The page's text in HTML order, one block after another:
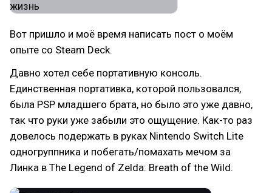
Вот пришло и моё время написать пост о моём
опыте со Steam Deck.
Давно хотел себе портативную консоль.
Единственная портативка, которой пользовался,
была PSP младшего брата, но было это уже давно,
так что руки уже забыли это ощущение. Как-то раз
довелось подержать в руках Nintendo Switch Lite
одногруппника и побегать/помахать мечом за
Линка в The Legend of Zelda: Breath of the Wild.